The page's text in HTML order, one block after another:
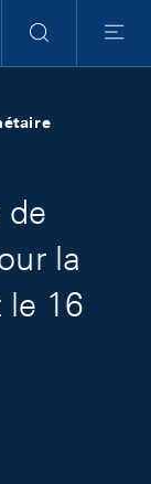
RechercheMenu
de
la
le 16